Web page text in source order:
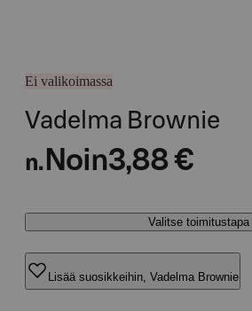
Ei valikoimassa
Vadelma Brownie
n. Noin3,88 €
Valitse toimitustapa
Lisää suosikkeihin, Vadelma Brownie